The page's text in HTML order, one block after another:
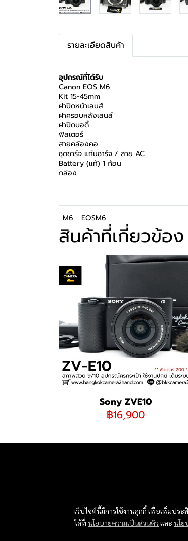
รายละเอียดสินค้า
อุปกรณ์ที่ได้รับ
Canon EOS M6
Kit 15-45mm
ฝาปิดหน้าเลนส์
ฝาครอบหลังเลนส์
ฝาปิดบอดี้
ฟิลเตอร์
สายคล้องคอ
ชุดชาร์จ แท่นชาร์จ / สาย AC
Battery (แท้) 1 ก้อน
กล่อง
M6 EOSM6
สินค้าที่เกี่ยวข้อง
Sony ZVE10
฿16,900
เว็บไซต์นี้มีการใช้งานคุกกี้ เพื่อเพิ่มปร
ได้ที่ นโยบายความเป็นส่วนตัว และ นโย